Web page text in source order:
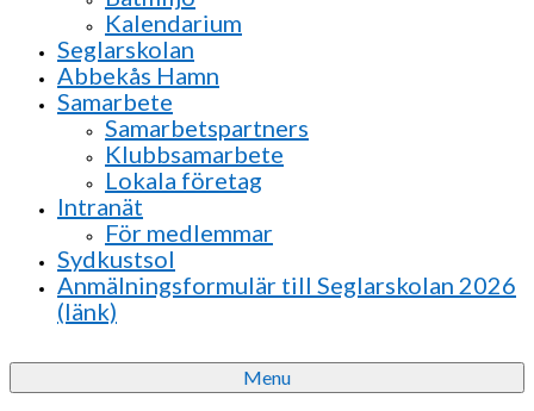
Kalendarium
Seglarskolan
Abbekås Hamn
Samarbete
Samarbetspartners
Klubbsamarbete
Lokala företag
Intranät
För medlemmar
Sydkustsol
Anmälningsformulär till Seglarskolan 2026
(länk)
Menu